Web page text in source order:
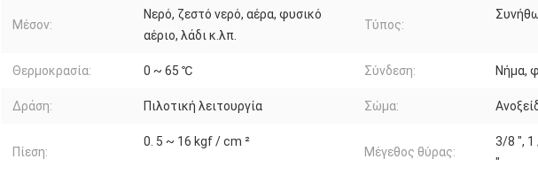
Μέσον:
Νερό, ζεστό νερό, αέρα, φυσικό
αέριο, λάδι κ.λπ.
Τύπος:
Θερμοκρασία: 0 ~ 65 ℃ Σύνδεση: Νήμα,
Δράση: Πιλοτική λειτουργία Σώμα:
Πίεση:
0. 5 ~ 16 kgf / cm ²
Μέγεθος θύρας:
3/8 ", 1
"